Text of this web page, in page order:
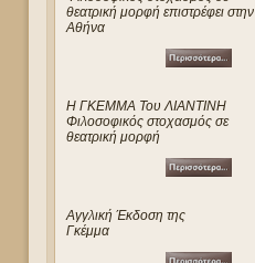
θεατρική μορφή επιστρέφει στην
Αθήνα
Η ΓΚΕΜΜΑ Του ΛΙΑΝΤΙΝΗ
Φιλοσοφικός στοχασμός σε
θεατρική μορφή
Αγγλική Έκδοση της
Γκέμμα